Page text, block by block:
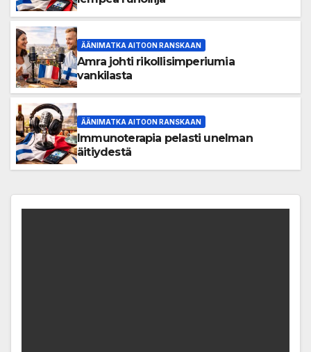
ÄÄNIMATKA AITOON RANSKAAN
Amra johti rikollisimperiumia
vankilasta
ÄÄNIMATKA AITOON RANSKAAN
Immunoterapia pelasti unelman
äitiydestä